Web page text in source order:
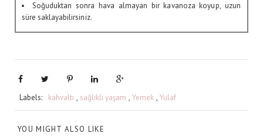
Soğuduktan sonra hava almayan bir kavanoza koyup, uzun
süre saklayabilirsiniz.
Labels: kahvaltı , sağlıklı yaşam , Yemek , Yulaf
YOU MIGHT ALSO LIKE